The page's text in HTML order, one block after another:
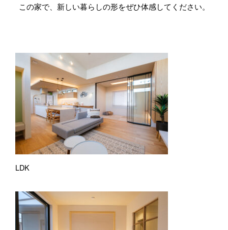
この家で、新しい暮らしの形をぜひ体感してください。
LDK